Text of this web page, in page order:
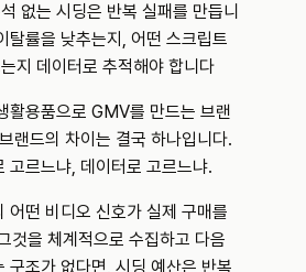
없는 시딩은 반복 실패를 만듭니
탈률을 낮추는지, 어떤 스크립트
지 데이터로 추적해야 합니다
활용품으로 GMV를 만드는 브랜
랜드의 차이는 결국 하나입니다.
고르느냐, 데이터로 고르느냐.
어떤 비디오 신호가 실제 구매를
것을 체계적으로 수집하고 다음
구조가 없다면, 시딩 예산은 반복